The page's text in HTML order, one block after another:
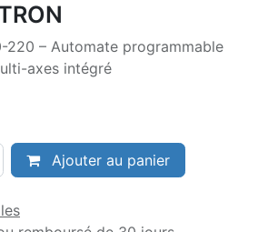
220 – Automate programmable
axes intégré
Ajouter au panier